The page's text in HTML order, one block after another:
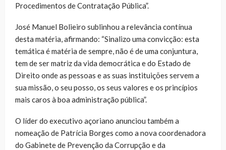
Procedimentos de Contratação Pública”.
José Manuel Bolieiro sublinhou a relevância contínua
desta matéria, afirmando: “Sinalizo uma convicção: esta
temática é matéria de sempre, não é de uma conjuntura,
tem de ser matriz da vida democrática e do Estado de
Direito onde as pessoas e as suas instituições servem a
sua missão, o seu posso, os seus valores e os princípios
mais caros à boa administração pública”.
O líder do executivo açoriano anunciou também a
nomeação de Patrícia Borges como a nova coordenadora
do Gabinete de Prevenção da Corrupção e da